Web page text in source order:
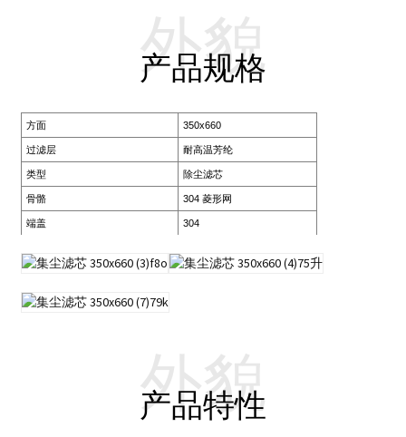
产品规格
外貌
方面 350x660
过滤层 耐高温芳纶
类型 除尘滤芯
骨骼 304 菱形网
端盖 304
产品特性
外貌